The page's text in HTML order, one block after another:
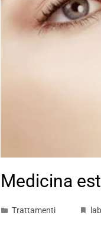
Medicina
Trattamenti